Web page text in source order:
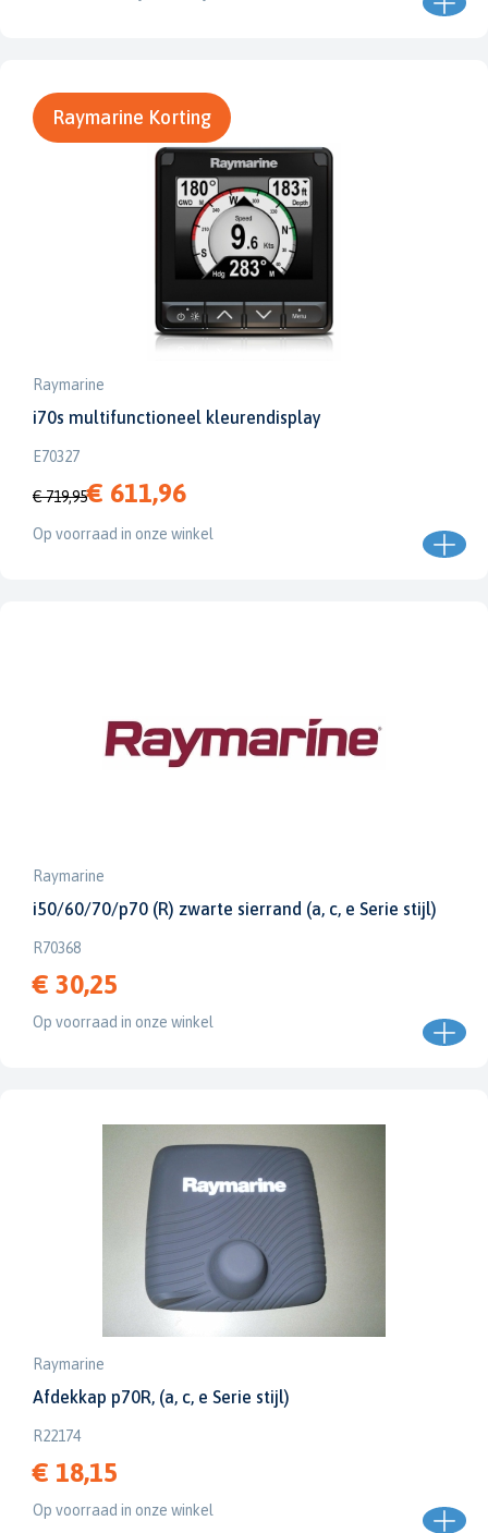
Raymarine Korting
Raymarine
i70s multifunctioneel kleurendisplay
E70327
€ 719,95€ 611,96
Op voorraad in onze winkel
Raymarine
i50/60/70/p70 (R) zwarte sierrand (a, c, e Serie stijl)
R70368
€ 30,25
Op voorraad in onze winkel
Raymarine
Afdekkap p70R, (a, c, e Serie stijl)
R22174
€ 18,15
Op voorraad in onze winkel